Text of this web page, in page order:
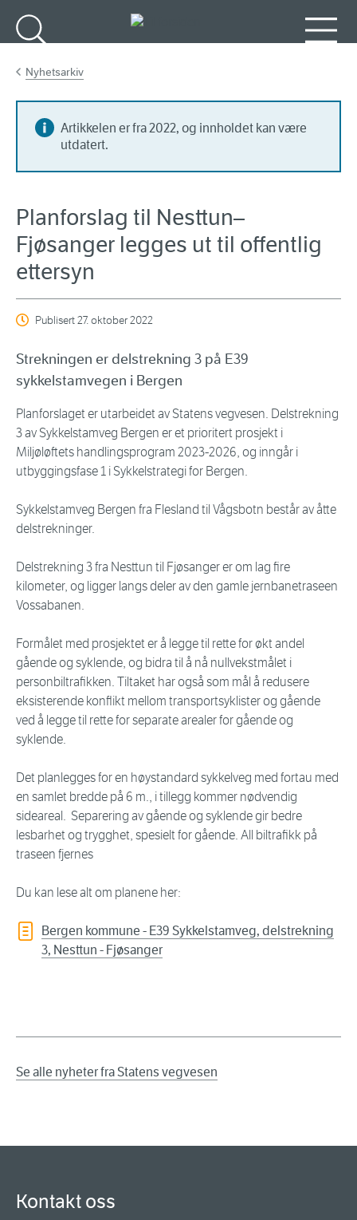
Nyhetsarkiv
Artikkelen er fra 2022, og innholdet kan være
utdatert.
Planforslag til Nesttun–
Fjøsanger legges ut til offentlig
ettersyn
Publisert27. oktober 2022
Strekningen er delstrekning 3 på E39
sykkelstamvegen i Bergen
Planforslaget er utarbeidet av Statens vegvesen. Delstrekning
3 av Sykkelstamveg Bergen er et prioritert prosjekt i
Miljøløftets handlingsprogram 2023-2026, og inngår i
utbyggingsfase 1 i Sykkelstrategi for Bergen.
Sykkelstamveg Bergen fra Flesland til Vågsbotn består av åtte
delstrekninger.
Delstrekning 3 fra Nesttun til Fjøsanger er om lag fire
kilometer, og ligger langs deler av den gamle jernbanetraseen
Vossabanen.
Formålet med prosjektet er å legge til rette for økt andel
gående og syklende, og bidra til å nå nullvekstmålet i
personbiltrafikken. Tiltaket har også som mål å redusere
eksisterende konflikt mellom transportsyklister og gående
ved å legge til rette for separate arealer for gående og
syklende.
Det planlegges for en høystandard sykkelveg med fortau med
en samlet bredde på 6 m., i tillegg kommer nødvendig
sideareal. Separering av gående og syklende gir bedre
lesbarhet og trygghet, spesielt for gående. All biltrafikk på
traseen fjernes
Du kan lese alt om planene her:
Bergen kommune - E39 Sykkelstamveg, delstrekning
3, Nesttun - Fjøsanger
Se alle nyheter fra Statens vegvesen
Kontakt oss